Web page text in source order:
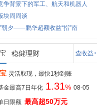
争背景下的军工、航天和机器人
块周周谈
朝夕——鹏华超额收益“指”南
稳健理财 查收益>
灵活取现，最快1秒到账
金最高7日年化 1.31% 08-05
日限额 最高超50万元